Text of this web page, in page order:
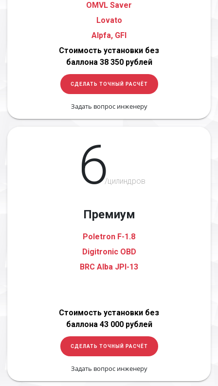
OMVL Saver
Lovato
Alpfa, GFI
Стоимость установки без
баллона 38 350 рублей
СДЕЛАТЬ ТОЧНЫЙ РАСЧЁТ
Задать вопрос инженеру
6/цилиндров
Премиум
Poletron F-1.8
Digitronic OBD
BRC Alba JPI-13
Стоимость установки без
баллона 43 000 рублей
СДЕЛАТЬ ТОЧНЫЙ РАСЧЁТ
Задать вопрос инженеру